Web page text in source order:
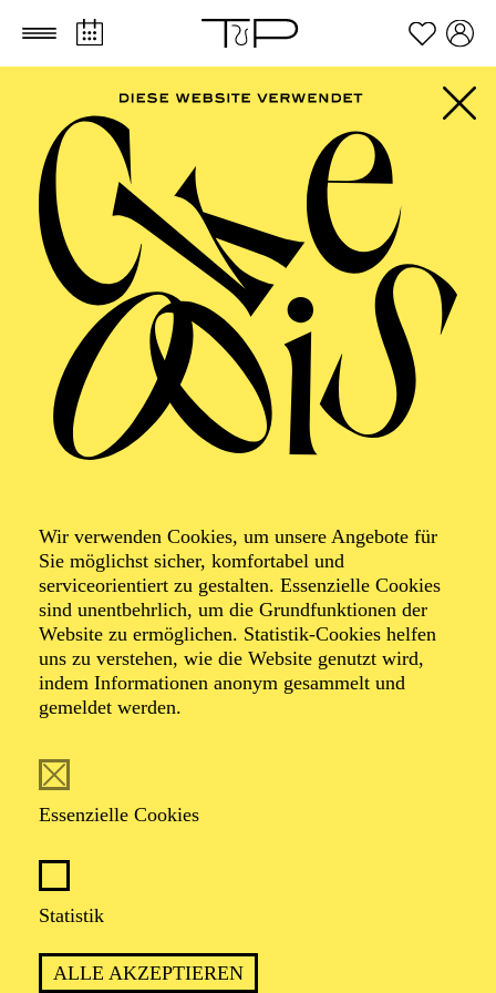
Zum Hauptinhalt springen Zum Footer springen
Wir verwenden Cookies, um unsere Angebote für
Sie möglichst sicher, komfortabel und
serviceorientiert zu gestalten. Essenzielle Cookies
sind unentbehrlich, um die Grundfunktionen der
Website zu ermöglichen. Statistik-Cookies helfen
uns zu verstehen, wie die Website genutzt wird,
indem Informationen anonym gesammelt und
gemeldet werden.
Essenzielle Cookies
Statistik
ALLE AKZEPTIEREN
Foto: Lukas Zander
Aschenreiter
Geboren 1992 in Wien, hatte ich einen kontrastreichen